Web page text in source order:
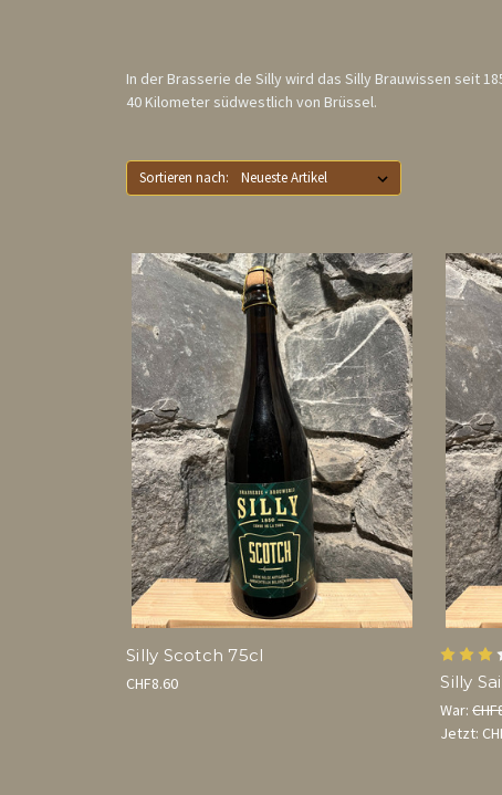
In der Brasserie de Silly wird das Silly Brauwissen seit
40 Kilometer südwestlich von Brüssel.
Sortieren nach:
Silly Scotch 75cl
CHF8.60 Silly
War:
Jetzt: